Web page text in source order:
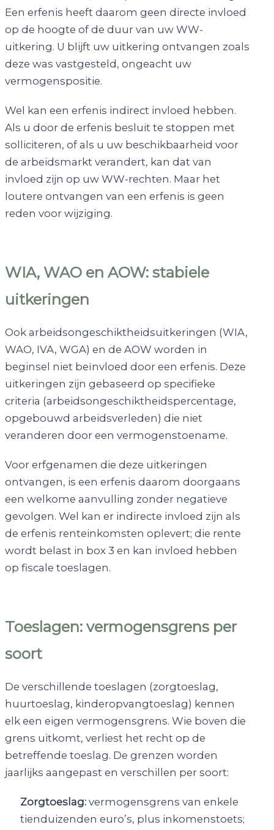
Een erfenis heeft daarom geen directe invloed
op de hoogte of de duur van uw WW-
uitkering. U blijft uw uitkering ontvangen zoals
deze was vastgesteld, ongeacht uw
vermogenspositie.
Wel kan een erfenis indirect invloed hebben.
Als u door de erfenis besluit te stoppen met
solliciteren, of als u uw beschikbaarheid voor
de arbeidsmarkt verandert, kan dat van
invloed zijn op uw WW-rechten. Maar het
loutere ontvangen van een erfenis is geen
reden voor wijziging.
WIA, WAO en AOW: stabiele
uitkeringen
Ook arbeidsongeschiktheidsuitkeringen (WIA,
WAO, IVA, WGA) en de AOW worden in
beginsel niet beïnvloed door een erfenis. Deze
uitkeringen zijn gebaseerd op specifieke
criteria (arbeidsongeschiktheidspercentage,
opgebouwd arbeidsverleden) die niet
veranderen door een vermogenstoename.
Voor erfgenamen die deze uitkeringen
ontvangen, is een erfenis daarom doorgaans
een welkome aanvulling zonder negatieve
gevolgen. Wel kan er indirecte invloed zijn als
de erfenis renteinkomsten oplevert; die rente
wordt belast in box 3 en kan invloed hebben
op fiscale toeslagen.
Toeslagen: vermogensgrens per
soort
De verschillende toeslagen (zorgtoeslag,
huurtoeslag, kinderopvangtoeslag) kennen
elk een eigen vermogensgrens. Wie boven die
grens uitkomt, verliest het recht op de
betreffende toeslag. De grenzen worden
jaarlijks aangepast en verschillen per soort:
Zorgtoeslag: vermogensgrens van enkele
tienduizenden euro’s, plus inkomenstoets;